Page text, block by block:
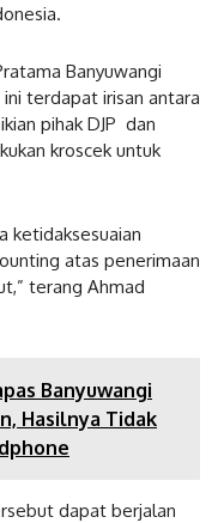
Banyuwangi
terdapat irisan antara
pihak DJP dan
kroscek untuk
ketidaksesuaian
atas penerimaan
terang Ahmad
Banyuwangi
Hasilnya Tidak
dapat berjalan